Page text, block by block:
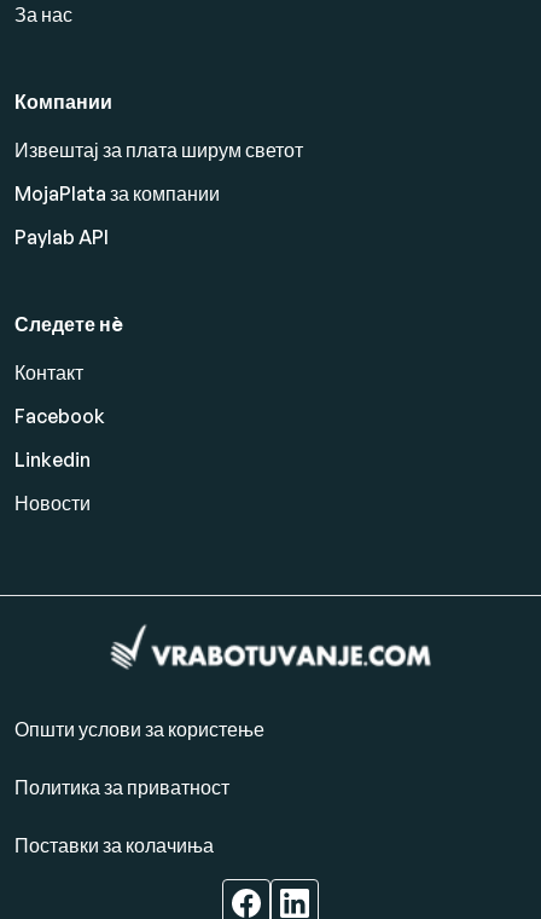
За нас
Компании
Извештај за плата ширум светот
MojaPlata за компании
Paylab API
Следете нè
Контакт
Facebook
Linkedin
Новости
Општи услови за користење
Политика за приватност
Поставки за колачиња